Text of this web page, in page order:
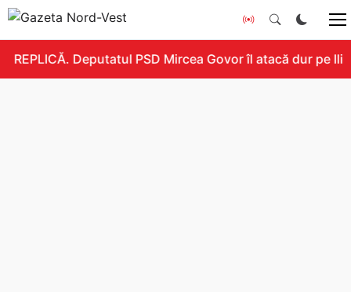
REPLICĂ. Deputatul PSD Mircea Govor îl atacă dur pe